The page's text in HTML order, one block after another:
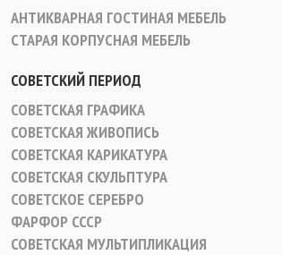
АНТИКВАРНАЯ ГОСТИНАЯ МЕБЕЛЬ
СТАРАЯ КОРПУСНАЯ МЕБЕЛЬ
СОВЕТСКИЙ ПЕРИОД
СОВЕТСКАЯ ГРАФИКА
СОВЕТСКАЯ ЖИВОПИСЬ
СОВЕТСКАЯ КАРИКАТУРА
СОВЕТСКАЯ СКУЛЬПТУРА
СОВЕТСКОЕ СЕРЕБРО
ФАРФОР СССР
СОВЕТСКАЯ МУЛЬТИПЛИКАЦИЯ